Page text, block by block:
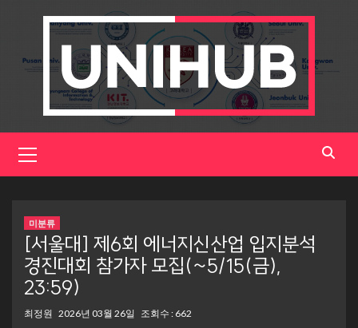
Menu
미분류
[서울대] 제6회 에너지신산업 입지분석
경진대회 참가자 모집(~5/15(금),
23:59)
최정원 2026년 03월 26일 조회수 : 662